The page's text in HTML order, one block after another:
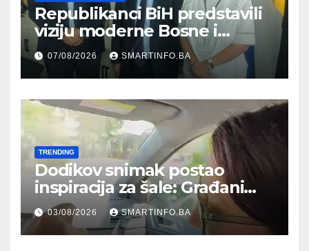
Republikanci BiH predstavili
viziju moderne Bosne i
Hercegovine ambasadoru
Njemačke
07/08/2026 SMARTINFO.BA
TRENDING
Dodikov snimak postao
inspiracija za šale: Građani
kroz parodiju poslali poruku
03/08/2026 SMARTINFO.BA